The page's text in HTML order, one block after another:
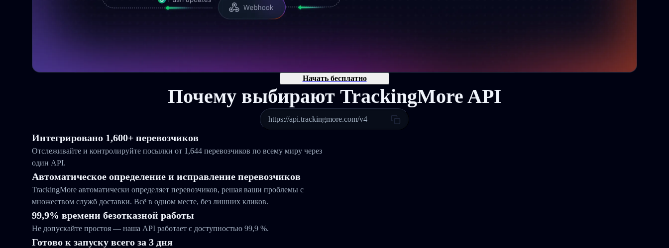
Начать бесплатно
Почему выбирают TrackingMore API
https://api.trackingmore.com/v4
Интегрировано 1,600+ перевозчиков
Отслеживайте и контролируйте посылки от 1,644 перевозчиков по всему миру через
один API.
Автоматическое определение и исправление перевозчиков
TrackingMore автоматически определяет перевозчиков, решая ваши проблемы с
множеством служб доставки. Всё в одном месте, без лишних кликов.
99,9% времени безотказной работы
Не допускайте простоя — наша API работает с доступностью 99,9 %.
Готово к запуску всего за 3 дня